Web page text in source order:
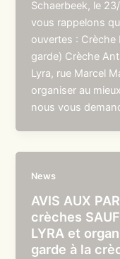
Schaerbeek, le
vous rappelons
ouvertes : Crèche
garde) Crèche
Lyra, rue Marcel
organiser au
nous vous
News
AVIS AUX
crèches
LYRA et
garde à la